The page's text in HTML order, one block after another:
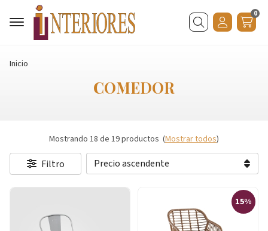
Buscar
0
Inicio
COMEDOR
Mostrando 18 de 19 productos (Mostrar todos)
Filtro
15%